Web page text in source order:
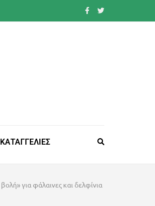
ΚΑΤΑΓΓΕΛΙΕΣ
για φάλαινες και δελφίνια